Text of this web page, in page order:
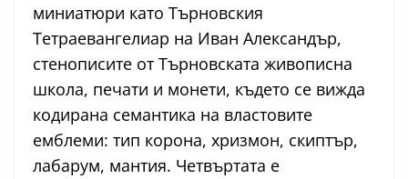
миниатюри като Търновския
Тетраевангелиар на Иван Александър,
стенописите от Търновската живописна
школа, печати и монети, където се вижда
кодирана семантика на властовите
емблеми: тип корона, хризмон, скиптър,
лабарум, мантия. Четвъртата е